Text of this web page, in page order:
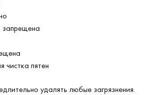
запрещена
чистка пятен
удалять любые загрязнения.